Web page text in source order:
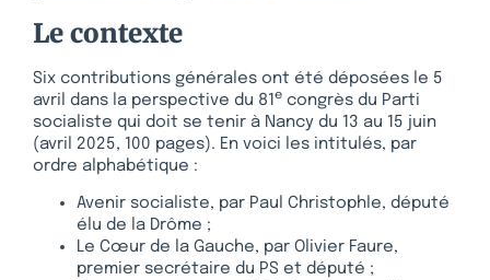
Le contexte
Six contributions générales ont été déposées le 5
avril dans la perspective du 81 e congrès du Parti
socialiste qui doit se tenir à Nancy du 13 au 15 juin
(avril 2025, 100 pages). En voici les intitulés, par
ordre alphabétique :
Avenir socialiste, par Paul Christophle, député
élu de la Drôme ;
Le Cœur de la Gauche, par Olivier Faure,
premier secrétaire du PS et député ;